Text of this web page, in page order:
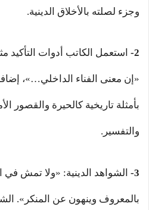
وجزء لصلته بالأخلاق الدينية.
2- استعمل الكاتب أدوات التأكيد
«إن معنى الفناء الداخلي…»،
بأمثلة تاريخية كالحيرة والقصور
والتفسير.
3- الشواهد الدينية: «ولا تمش
بالمعروف وينهون عن المنكر».